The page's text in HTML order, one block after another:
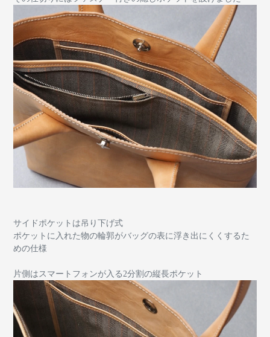
サイドポケットは吊り下げ式
ポケットに入れた物の輪郭がバッグの表に浮き出にくくするた
めの仕様
片側はスマートフォンが入る2分割の縦長ポケット